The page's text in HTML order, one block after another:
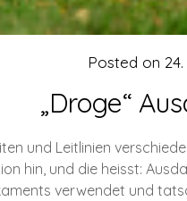
„Droge“
Posted on
und Leitlinien
hin, und die heisst:
verwendet und